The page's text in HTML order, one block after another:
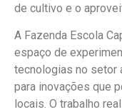
de cultivo e o
A Fazenda Escola
espaço de
tecnologias no setor
para inovações que
locais. O trabalho